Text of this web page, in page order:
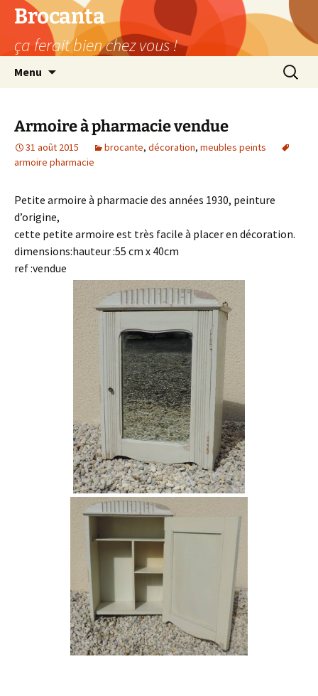
Aller
contenu
Brocanta
ça ferait bien chez vous !
Menu
Armoire à pharmacie vendue
31 août 2015 brocante, décoration, meubles peints
armoire pharmacie
Petite armoire à pharmacie des années 1930, peinture
d’origine,
cette petite armoire est très facile à placer en décoration.
dimensions:hauteur :55 cm x 40cm
ref :vendue